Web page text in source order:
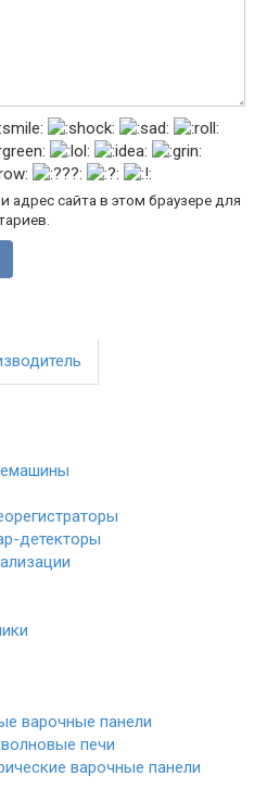
адрес сайта в этом браузере для
детекторы
варочные панели
печи
варочные панели